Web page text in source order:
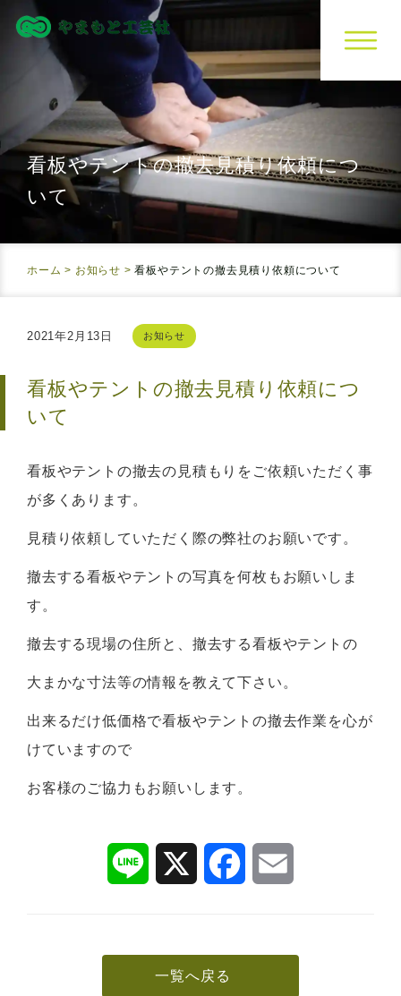
看板やテントの撤去見積り依頼につ
いて
ホーム > お知らせ >看板やテントの撤去見積り依頼について
2021年2月13日 お知らせ
看板やテントの撤去見積り依頼につ
いて
看板やテントの撤去の見積もりをご依頼いただく事
が多くあります。
見積り依頼していただく際の弊社のお願いです。
撤去する看板やテントの写真を何枚もお願いしま
す。
撤去する現場の住所と、撤去する看板やテントの
大まかな寸法等の情報を教えて下さい。
出来るだけ低価格で看板やテントの撤去作業を心が
けていますので
お客様のご協力もお願いします。
L
n
X
F
c
一覧へ戻る